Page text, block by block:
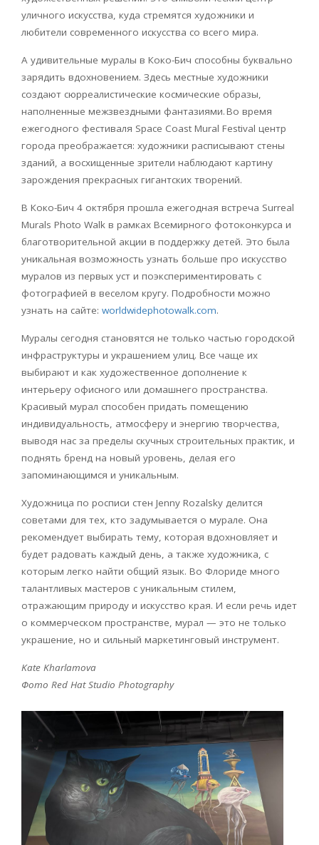
уличного искусства, куда стремятся художники и
любители современного искусства со всего мира.
А удивительные муралы в Коко-Бич способны буквально
зарядить вдохновением. Здесь местные художники
создают сюрреалистические космические образы,
наполненные межзвездными фантазиями.Во время
ежегодного фестиваля Space Coast Mural Festival центр
города преображается: художники расписывают стены
зданий, а восхищенные зрители наблюдают картину
зарождения прекрасных гигантских творений.
В Коко-Бич 4 октября прошла ежегодная встреча Surreal
Murals Photo Walk в рамках Всемирного фотоконкурса и
благотворительной акции в поддержку детей. Это была
уникальная возможность узнать больше про искусство
муралов из первых уст и поэкспериментировать с
фотографией в веселом кругу. Подробности можно
узнать на сайте: worldwidephotowalk.com.
Муралы сегодня становятся не только частью городской
инфраструктуры и украшением улиц. Все чаще их
выбирают и как художественное дополнение к
интерьеру офисного или домашнего пространства.
Красивый мурал способен придать помещению
индивидуальность, атмосферу и энергию творчества,
выводя нас за пределы скучных строительных практик, и
поднять бренд на новый уровень, делая его
запоминающимся и уникальным.
Художница по росписи стен Jenny Rozalsky делится
советами для тех, кто задумывается о мурале. Она
рекомендует выбирать тему, которая вдохновляет и
будет радовать каждый день, а также художника, с
которым легко найти общий язык. Во Флориде много
талантливых мастеров с уникальным стилем,
отражающим природу и искусство края. И если речь идет
о коммерческом пространстве, мурал — это не только
украшение, но и сильный маркетинговый инструмент.
Kate Kharlamova
Фото Red Hat Studio Photography